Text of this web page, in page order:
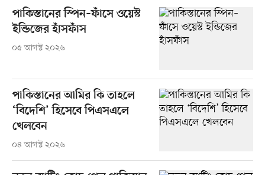
পাকিস্তানের স্পিন–ফাঁসে ওয়েস্ট
ইন্ডিজের হাঁসফাঁস
০৫ আগস্ট ২০২৬
পাকিস্তানের আমির কি তাহলে
‘বিদেশি’ হিসেবে পিএসএলে
খেলবেন
০৪ আগস্ট ২০২৬